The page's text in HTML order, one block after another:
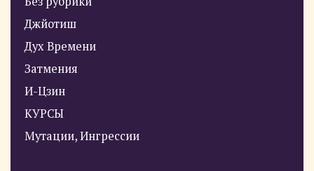
Джйотиш
Дух Времени
Затмения
И-Цзин
КУРСЫ
Мутации, Ингрессии